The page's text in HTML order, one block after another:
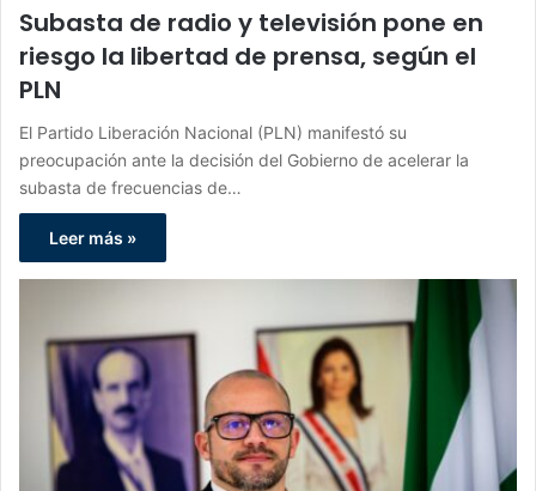
Subasta de radio y televisión pone en
riesgo la libertad de prensa, según el
PLN
El Partido Liberación Nacional (PLN) manifestó su
preocupación ante la decisión del Gobierno de acelerar la
subasta de frecuencias de…
Leer más »